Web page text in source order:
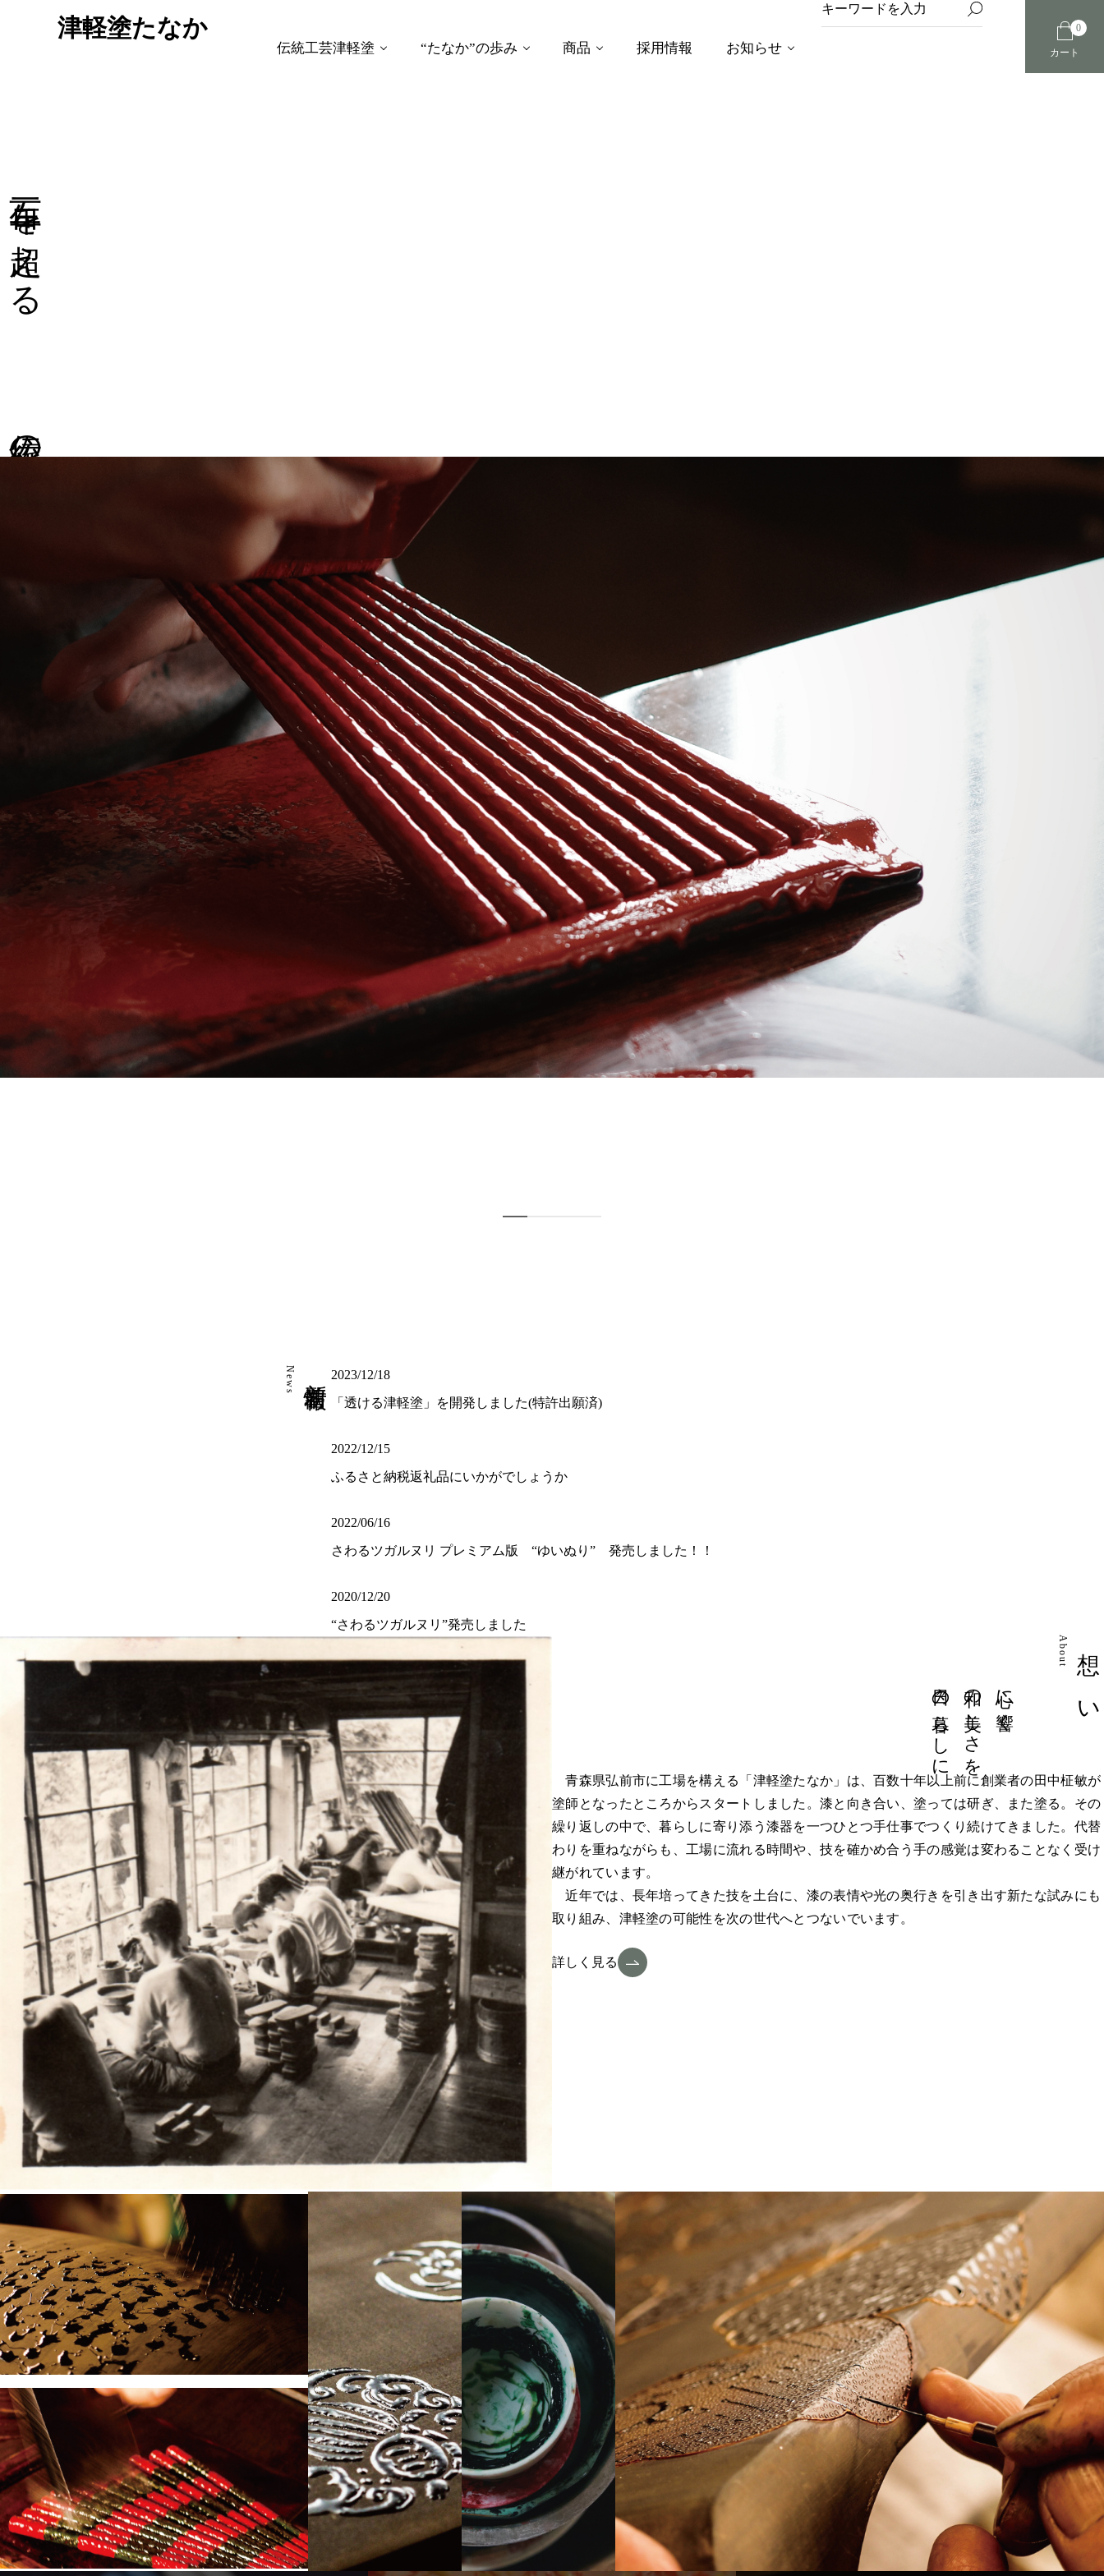
津軽塗たなか
カート
0
伝統工芸津軽塗 “たなか”の歩み 商品 採用情報 お知らせ
三百年を超える 伝統の技
News
「透ける津軽塗」を開発しました(特許出願済)
2023/12/18
ふるさと納税返礼品にいかがでしょうか
2022/12/15
さわるツガルヌリ プレミアム版 “ゆいぬり” 発売しました！！
2022/06/16
“さわるツガルヌリ”発売しました
2020/12/20
想 い
About
心に響く
和の美しさを
日々の暮らしに
青森県弘前市に工場を構える「津軽塗たなか」は、百数十年以上前に創業者の田中柾敏が
塗師となったところからスタートしました。漆と向き合い、塗っては研ぎ、また塗る。その
繰り返しの中で、暮らしに寄り添う漆器を一つひとつ手仕事でつくり続けてきました。代替
わりを重ねながらも、工場に流れる時間や、技を確かめ合う手の感覚は変わることなく受け
継がれています。
近年では、長年培ってきた技を土台に、漆の表情や光の奥行きを引き出す新たな試みにも
取り組み、津軽塗の可能性を次の世代へとつないでいます。
詳しく見る